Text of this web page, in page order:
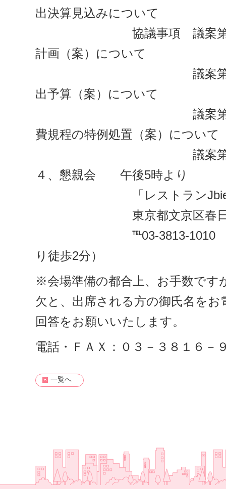
出決算見込みについて
協議事項 議案第1号
計画（案）について
議案第2号 平成
出予算（案）について
議案第3号 主婦
費規程の特例処置（案）について
議案第4号
４、懇親会 午後5時より
「レストランJbien（
東京都文京区春日1-
℡03-3813-1010 （文京
り徒歩2分）
※会場準備の都合上、お手数です
欠と、出席される方の御氏名を
回答をお願いいたします。
電話・ＦＡＸ：０３－３８１６－
一覧へ